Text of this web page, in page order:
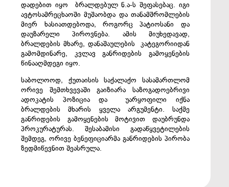
დადებით იყო ბრალდებულ ნ.ა-ს შეფასებაც. იგი
ავტოსამრეცხაოში მუშაობდა და თანამშრომლების
მიერ ხასიათდებოდა, როგორც პატიოსანი და
დაუზარელი პიროვნება. ამის მიუხედავად,
ბრალდების მხარე, დანაშაულების კატეგორიიდან
გამომდინარე, კვლავ განრიდების გამოყენების
წინააღმდეგი იყო.
საბოლოოდ, ქუთაისის საქალაქო სასამართლომ
ორივე შემთხვევაში გაიზიარა საზოგადოებრივი
ადოკატის პოზიცია და უარყოფილი იქნა
ბრალდების მხარის ყველა არგუმენტი. საქმე
განრიდების გამოყენების მოტივით დაუბრუნდა
პროკურატურას. შესაბამისი გადაწყვეტილების
შემდეგ, ორივე ბენეფიციარმა განრიდების პირობა
ზედმიწევნით შეასრულა.